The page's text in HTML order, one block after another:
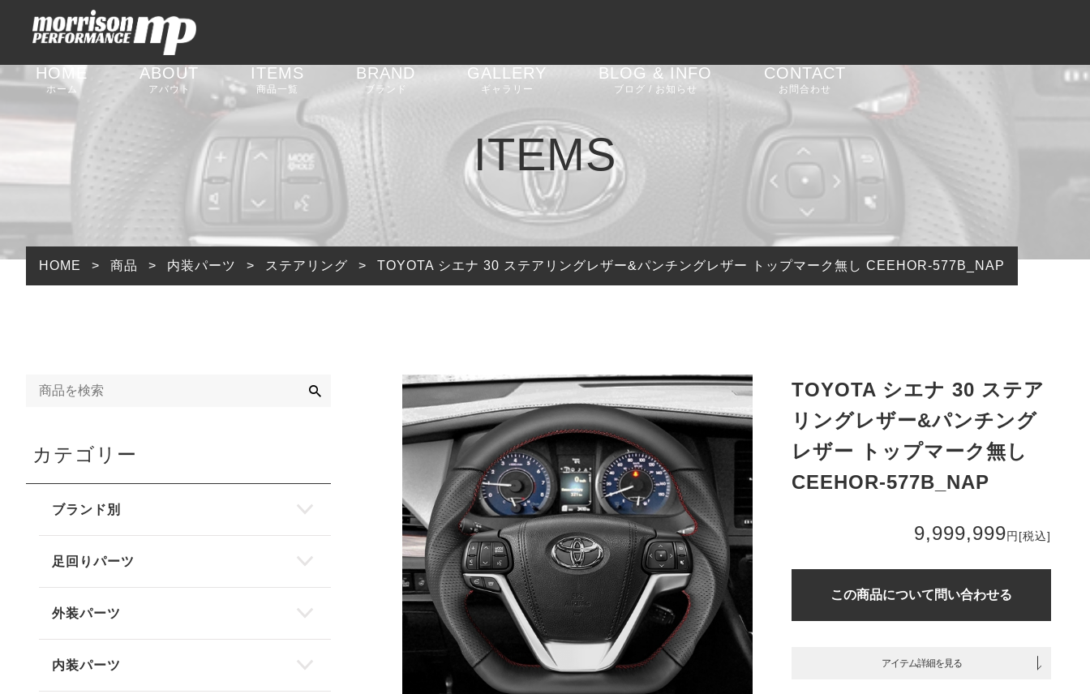
HOME
ホーム
ABOUT
アバウト
ITEMS
商品一覧
足回りパーツ
外装パーツ エアロパーツ
内装パーツ
BRAND
ブランド
REIKEN
CEEHOR
RPMPOWER
GALLERY
ギャラリー
BMW 2 Series G42
BMW M2 F87
BMW M2 G87
BMW 8 Series G14
G15 G16
BMW M8 F91 F92
F93
BMW X3 G01
BMW iX3 G08
BMW X3M F97
BMW X5M F95
BLOG & INFO
ブログ / お知らせ
ブログ
ピックアップ
CONTACT
お問合わせ
ITEMS
HOME > 商品 > 内装パーツ > ステアリング > TOYOTA シエナ 30 ステアリングレザー&パンチングレザー トップマーク無し CEEHOR-577B_NAP
TOYOTA シエナ 30 ステア
リングレザー&パンチング
レザー トップマーク無し
CEEHOR-577B_NAP
9,999,999円 [税込]
この商品について問い合わせる
アイテム詳細を見る
カテゴリー
ブランド別
足回りパーツ
外装パーツ
内装パーツ